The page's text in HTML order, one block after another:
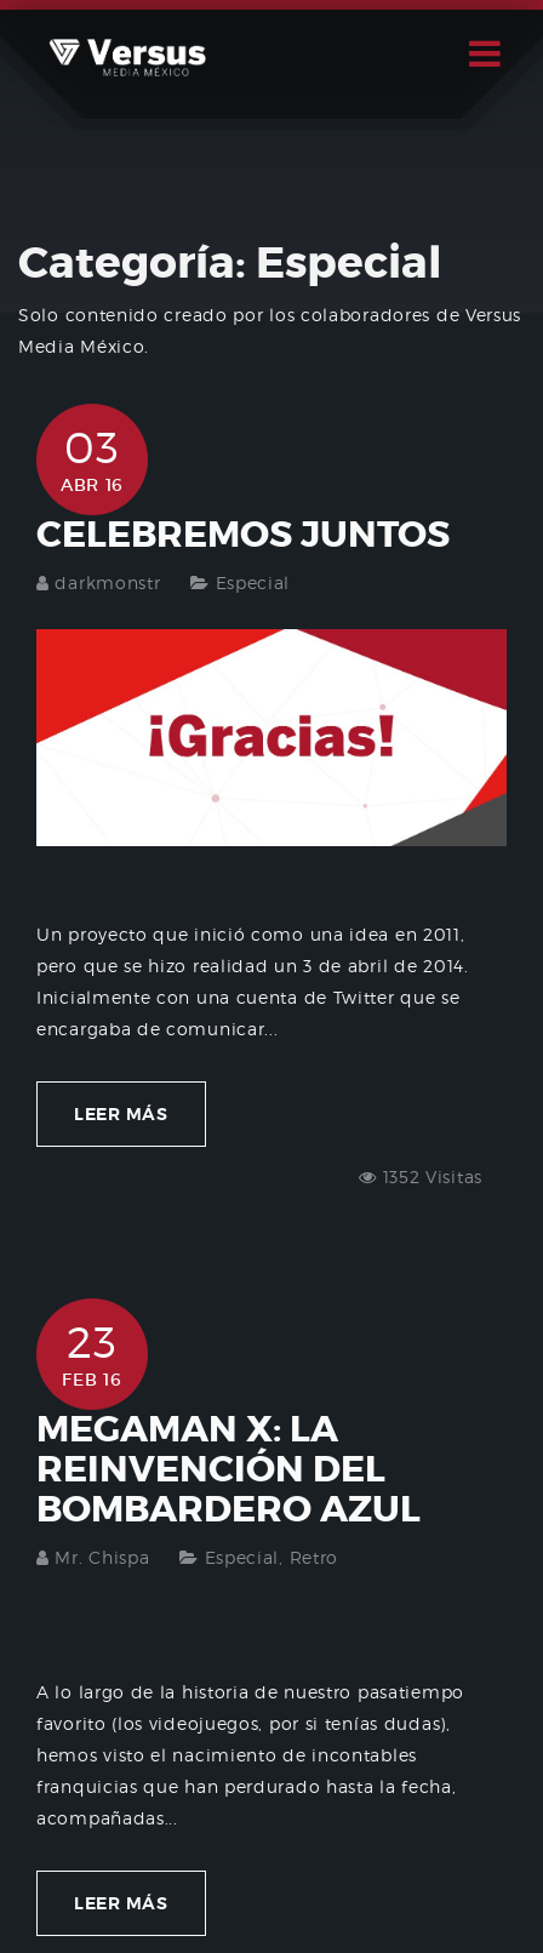
Skip
Categoría: Especial
Solo contenido creado por los colaboradores de Versus
Media México.
03
ABR 16
CELEBREMOS JUNTOS
darkmonstr Especial
Un proyecto que inició como una idea en 2011,
pero que se hizo realidad un 3 de abril de 2014.
Inicialmente con una cuenta de Twitter que se
encargaba de comunicar...
LEER MÁS
1352 Visitas
23
FEB 16
MEGAMAN X: LA
REINVENCIÓN DEL
BOMBARDERO AZUL
Mr. Chispa Especial Retro
A lo largo de la historia de nuestro pasatiempo
favorito (los videojuegos, por si tenías dudas),
hemos visto el nacimiento de incontables
franquicias que han perdurado hasta la fecha,
acompañadas...
LEER MÁS